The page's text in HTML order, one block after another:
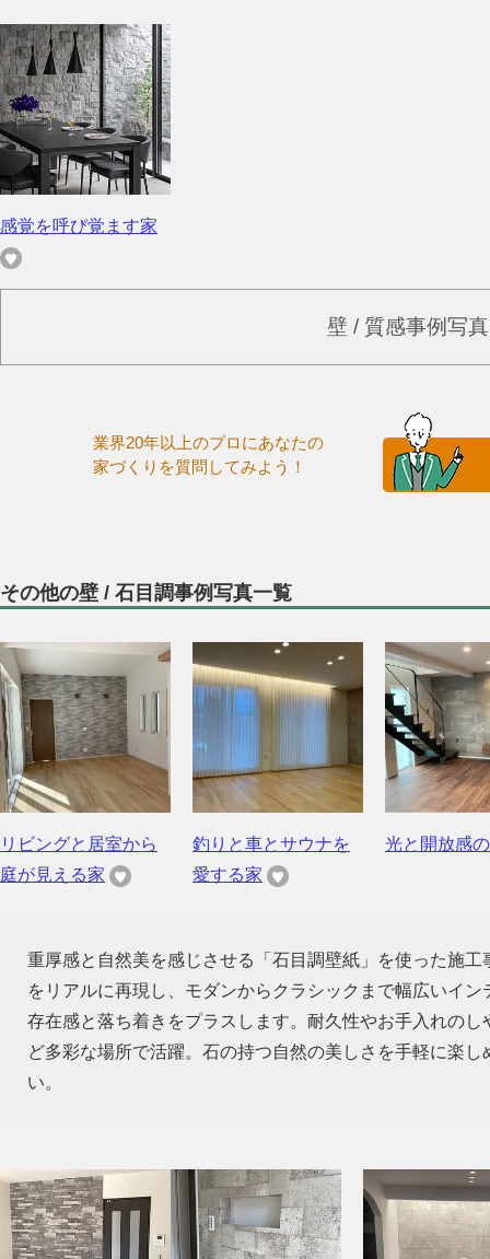
感覚を呼び覚ます家
壁 / 質感事例写
業界20年以上のプロにあなたの
家づくりを質問してみよう！
その他の壁 / 石目調事例写真一覧
リビングと居室から
庭が見える家
釣りと車とサウナを
愛する家
光と開放感
重厚感と自然美を感じさせる「石目調壁紙」を使った施
をリアルに再現し、モダンからクラシックまで幅広いイ
存在感と落ち着きをプラスします。耐久性やお手入れの
ど多彩な場所で活躍。石の持つ自然の美しさを手軽に楽
い。